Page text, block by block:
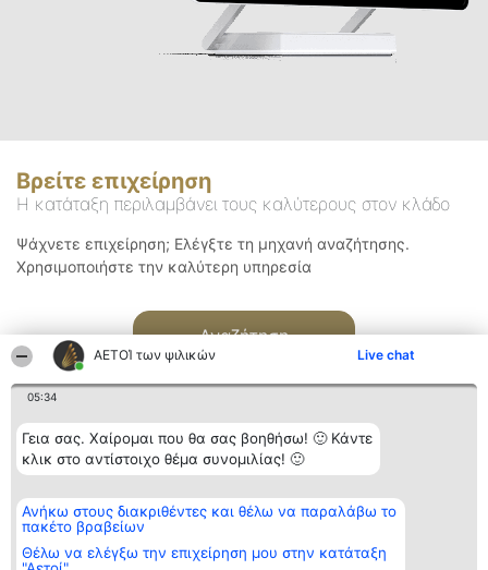
ΑΕΤΟΊ των ψιλικών Live chat
05:34
Γεια σας. Χαίρομαι που θα σας βοηθήσω! 🙂 Κάντε
κλικ στο αντίστοιχο θέμα συνομιλίας! 🙂
Ανήκω στους διακριθέντες και θέλω να παραλάβω το
πακέτο βραβείων
Θέλω να ελέγξω την επιχείρηση μου στην κατάταξη
Βρείτε επιχείρηση
Η κατάταξη περιλαμβάνει τους καλύτερους στον κλάδο
Ψάχνετε επιχείρηση; Ελέγξτε τη μηχανή αναζήτησης.
Χρησιμοποιήστε την καλύτερη υπηρεσία
Αναζήτηση
Διοργανωτής της
κατάταξης
BEAUTIFUL COMPANY
ΤΗΛ. ΕΠΙΚΟΙΝΩΝΙΑΣ:
Κατάταξη
Διακριθέντες
των
διακριθέντων
Επικοινωνία
Επικοινωνία